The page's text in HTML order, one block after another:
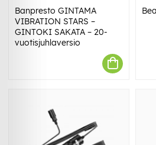
Banpresto GINTAMA
VIBRATION STARS –
GINTOKI SAKATA – 20-
vuotisjuhlaversio